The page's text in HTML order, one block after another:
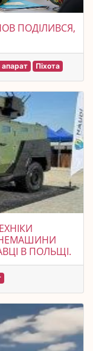
ПОДІЛИВСЯ,
апарат Піхота
В ПОЛЬЩІ.